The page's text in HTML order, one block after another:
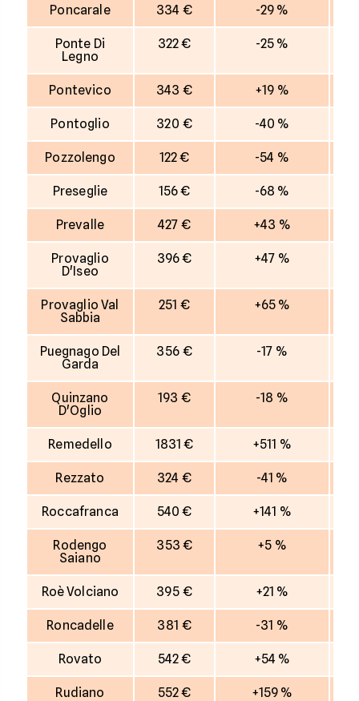
Poncarale 334 € -29 %
Ponte Di
Legno
322 € -25 %
Pontevico 343 € +19 %
Pontoglio 320 € -40 %
Pozzolengo 122 € -54 %
Preseglie 156 € -68 %
Prevalle 427 € +43 %
Provaglio
D'Iseo
396 € +47 %
Provaglio Val
Sabbia
251 € +65 %
Puegnago Del
Garda
356 € -17 %
Quinzano
D'Oglio
193 € -18 %
Remedello 1831 € +511 %
Rezzato 324 € -41 %
Roccafranca 540 € +141 %
Rodengo
Saiano
353 € +5 %
Roè Volciano 395 € +21 %
Roncadelle 381 € -31 %
Rovato 542 € +54 %
Rudiano 552 € +159 %